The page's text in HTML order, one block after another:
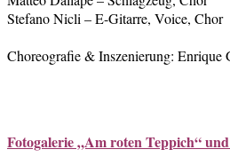
Stefano Nicli – E-Gitarre, Voice, Chor
Choreografie & Inszenierung: Enrique
Fotogalerie „Am roten Teppich“